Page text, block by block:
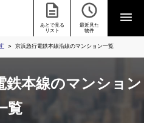
あとで見る
リスト
最近見た
物件
京浜急行電鉄本線沿線のマンション一覧
鉄本線のマンション
覧